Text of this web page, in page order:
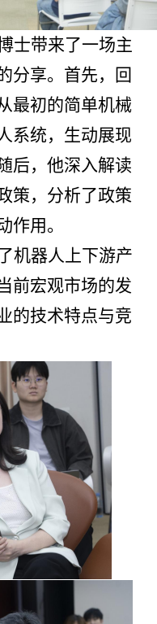
士带来了一场主
分享。首先，回
最初的简单机械
系统，生动展现
后，他深入解读
策，分析了政策
作用。
机器人上下游产
前宏观市场的发
的技术特点与竞